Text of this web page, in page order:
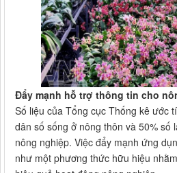
Đẩy mạnh hỗ trợ thông tin cho
Số liệu của Tổng cục Thống kê ước
dân số sống ở nông thôn và 50% số
nông nghiệp. Việc đẩy mạnh ứng
như một phương thức hữu hiệu